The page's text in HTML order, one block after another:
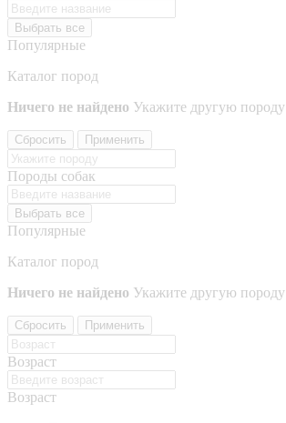
Выбрать все
Популярные
Каталог пород
Ничего не найдено Укажите другую породу
Сбросить Применить
Породы собак
Выбрать все
Популярные
Каталог пород
Ничего не найдено Укажите другую породу
Сбросить Применить
Возраст
Возраст